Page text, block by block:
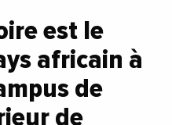
est le
africain à
de
de